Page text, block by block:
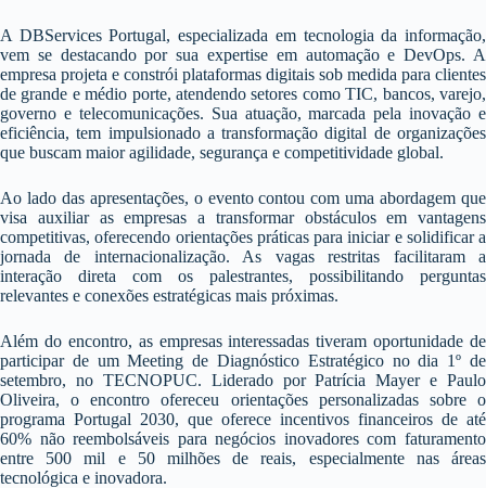
A DBServices Portugal, especializada em tecnologia da informação,
vem se destacando por sua expertise em automação e DevOps. A
empresa projeta e constrói plataformas digitais sob medida para clientes
de grande e médio porte, atendendo setores como TIC, bancos, varejo,
governo e telecomunicações. Sua atuação, marcada pela inovação e
eficiência, tem impulsionado a transformação digital de organizações
que buscam maior agilidade, segurança e competitividade global.
Ao lado das apresentações, o evento contou com uma abordagem que
visa auxiliar as empresas a transformar obstáculos em vantagens
competitivas, oferecendo orientações práticas para iniciar e solidificar a
jornada de internacionalização. As vagas restritas facilitaram a
interação direta com os palestrantes, possibilitando perguntas
relevantes e conexões estratégicas mais próximas.
Além do encontro, as empresas interessadas tiveram oportunidade de
participar de um Meeting de Diagnóstico Estratégico no dia 1º de
setembro, no TECNOPUC. Liderado por Patrícia Mayer e Paulo
Oliveira, o encontro ofereceu orientações personalizadas sobre o
programa Portugal 2030, que oferece incentivos financeiros de até
60% não reembolsáveis para negócios inovadores com faturamento
entre 500 mil e 50 milhões de reais, especialmente nas áreas
tecnológica e inovadora.